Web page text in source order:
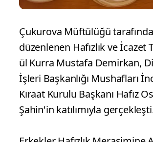
Çukurova Müftülüğü
düzenlenen Hafızlık ve İcazet
ül Kurra Mustafa Demirkan,
İşleri Başkanlığı Mushafları
Kıraat Kurulu Başkanı Hafız
Şahin'in katılımıyla